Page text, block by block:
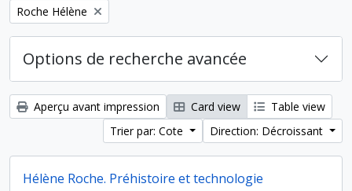
Remove filter:
Roche Hélène
Options de recherche avancée
Aperçu avant impression Card view
Table view
Trier par: Cote
Direction: Décroissant
Hélène Roche. Préhistoire et technologie